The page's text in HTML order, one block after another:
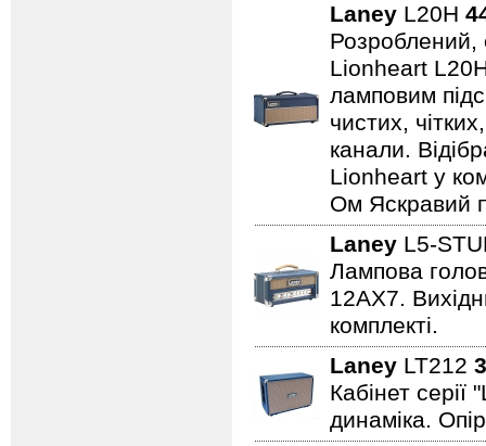
Laney L20H
Розроблений,
Lionheart
ламповим
чистих,
канали.
Lionheart у
Ом Яскравий
Laney L5-
Лампова
12AX7.
комплекті.
Laney LT212
Кабінет
динаміка.